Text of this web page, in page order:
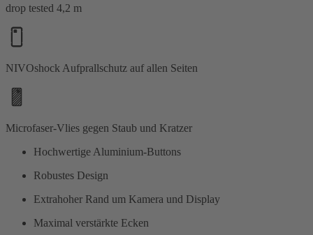
drop tested 4,2 m
NIVOshock Aufprallschutz auf allen Seiten
Microfaser-Vlies gegen Staub und Kratzer
Hochwertige Aluminium-Buttons
Robustes Design
Extrahoher Rand um Kamera und Display
Maximal verstärkte Ecken